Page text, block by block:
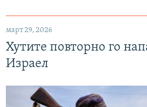
март 29, 2026
Хутите повторно го
Израел